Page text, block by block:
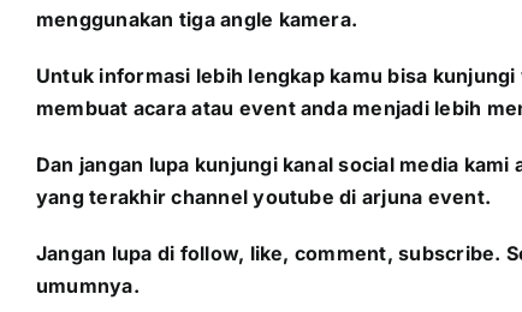
menggunakan tiga angle kamera.
Untuk informasi lebih lengkap kamu bisa
membuat acara atau event anda menjadi lebih
Dan jangan lupa kunjungi kanal social media
yang terakhir channel youtube di arjuna event.
Jangan lupa di follow, like, comment, subscribe.
umumnya.